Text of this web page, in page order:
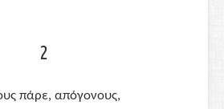
2
πάρε, απόγονους,